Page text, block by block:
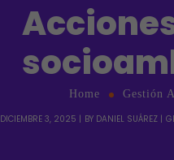
Home Gestión
DICIEMBRE 3, 2025 BY DANIEL SUÁREZ